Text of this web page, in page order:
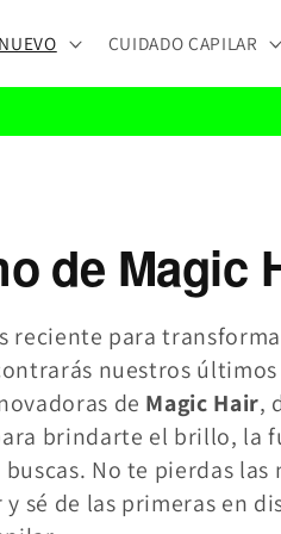
NUEVO CUIDADO CAPILAR
de Magic
reciente para
nuestros
de Magic Hair,
brindarte el brillo, la
No te pierdas las
y sé de las primeras en